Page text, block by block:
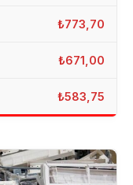
₺773,70
₺671,00
₺583,75